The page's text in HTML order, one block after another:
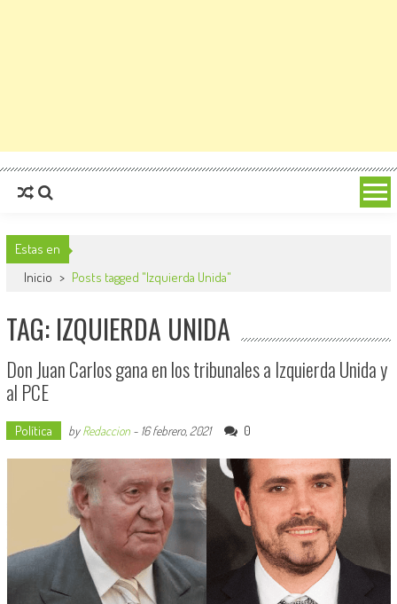
Estas en
Inicio > Posts tagged "Izquierda Unida"
TAG: IZQUIERDA UNIDA
Don Juan Carlos gana en los tribunales a Izquierda Unida y
al PCE
Política byRedaccion- 16 febrero, 2021 0